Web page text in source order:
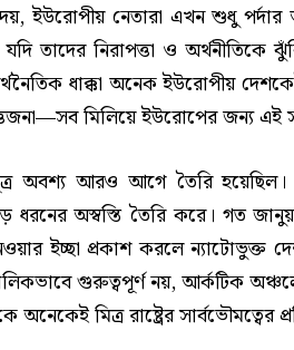
ইউরোপীয় নেতারা এখন শুধু পর্দার
যদি তাদের নিরাপত্তা ও
ধাক্কা অনেক ইউরোপীয়
মিলিয়ে ইউরোপের জন্য এই
অবশ্য আরও আগে তৈরি হয়েছিল।
ধরনের অস্বস্তি তৈরি করে। গত
ইচ্ছা প্রকাশ করলে ন্যাটোভুক্ত
গুরুত্বপূর্ণ নয়, আর্কটিক
অনেকেই মিত্র রাষ্ট্রের সার্বভৌমত্বের